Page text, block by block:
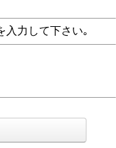
入力して下さい｡